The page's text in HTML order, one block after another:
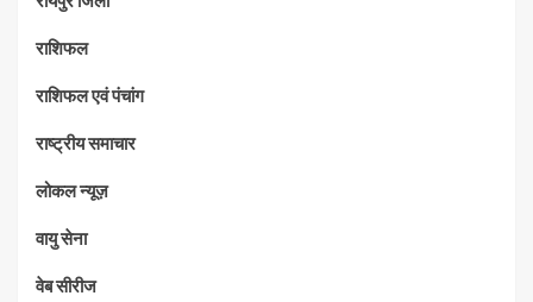
राशिफल
राशिफल एवं पंचांग
राष्ट्रीय समाचार
लोकल न्यूज़
वायु सेना
वेब सीरीज